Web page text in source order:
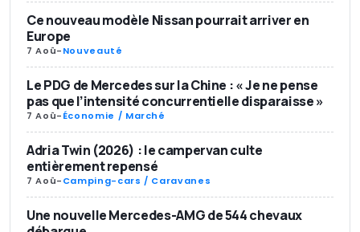
Ce nouveau modèle Nissan pourrait arriver en
Europe
7 Aoû-Nouveauté
Le PDG de Mercedes sur la Chine : « Je ne pense
pas que l’intensité concurrentielle disparaisse »
7 Aoû-Économie / Marché
Adria Twin (2026) : le campervan culte
entièrement repensé
7 Aoû-Camping-cars / Caravanes
Une nouvelle Mercedes-AMG de 544 chevaux